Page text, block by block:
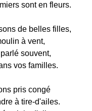
sont en fleurs.
de belles filles,
à vent,
souvent,
vos familles.
pris congé
à tire-d'ailes.